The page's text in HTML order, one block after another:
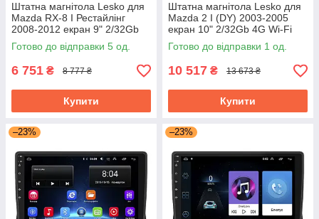
Штатна магнітола Lesko для
Mazda RX-8 I Рестайлінг
2008-2012 екран 9" 2/32Gb
Wi-Fi GPS Base Мазда
Готово до відправки 5 од.
6 751 ₴ 8 777 ₴
Купити
Штатна магнітола Lesko для
Mazda 2 I (DY) 2003-2005
екран 10" 2/32Gb 4G Wi-Fi
GPS Top Мазда
Готово до відправки 1 од.
10 517 ₴ 13 673 ₴
Купити
–23% –23%